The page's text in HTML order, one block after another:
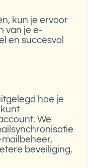
kun je ervoor
van je e-
en succesvol
hoe je
We
beveiliging.